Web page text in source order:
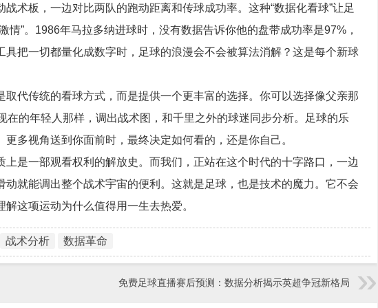
术板，一边对比两队的跑动距离和传球成功率。这种“数据化看球”让足
”。1986年马拉多纳进球时，没有数据告诉你他的盘带成功率是97%，
把一切都量化成数字时，足球的浪漫会不会被算法消解？这是每个新球
代传统的看球方式，而是提供一个更丰富的选择。你可以选择像父亲那
的年轻人那样，调出战术图，和千里之外的球迷同步分析。足球的乐
多视角送到你面前时，最终决定如何看的，还是你自己。
是一部观看权利的解放史。而我们，正站在这个时代的十字路口，一边
就能调出整个战术宇宙的便利。这就是足球，也是技术的魔力。它不会
这项运动为什么值得用一生去热爱。
战术分析 数据革命
免费足球直播赛后预测：数据分析揭示英超争冠新格局